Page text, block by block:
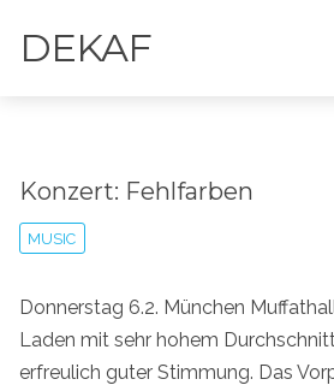
DEKAF
Konzert: Fehlfarben
MUSIC
Donnerstag 6.2. München
Laden mit sehr hohem
erfreulich guter Stimmung. Das